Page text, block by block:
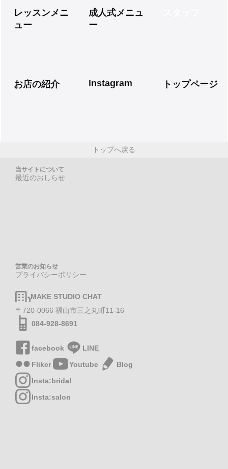
レッスンメニ
ュー
成人式メニュ
ー
お店の紹介 Instagram トップページ
トップへ戻る
当サイトについて
最近のおしらせ
営業のお知らせ
プライバシーポリシー
MAKE STUDIO CHAT
〒720-0066 福山市三之丸町11-16
084-928-8691
facebook
LINE
Flikcr
Youtube
Blog
Insta:bridal
Insta:salon